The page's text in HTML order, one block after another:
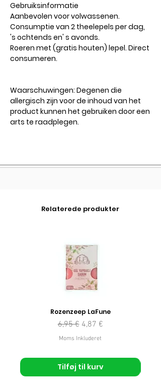
Gebruiksinformatie
Aanbevolen voor volwassenen.
Consumptie van 2 theelepels per dag,
's ochtends en' s avonds.
Roeren met (gratis houten) lepel. Direct
consumeren.
Waarschuwingen: Degenen die
allergisch zijn voor de inhoud van het
product kunnen het gebruiken door een
arts te raadplegen.
Relaterede produkter
Rozenzeep LaFune
Regulær pris
6,95 € Salgspris
4,87 €
Moms Inkluderet
Tilføj til kurv